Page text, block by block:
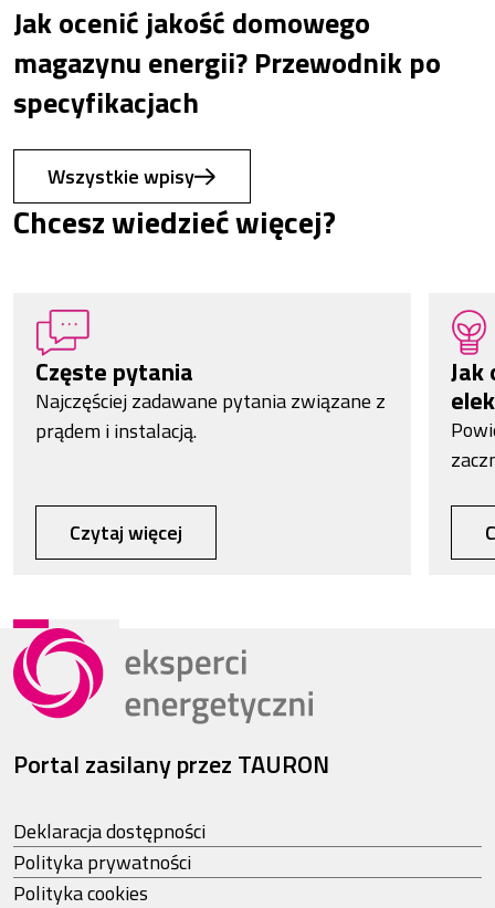
Jak ocenić jakość domowego
magazynu energii? Przewodnik po
specyfikacjach
Wszystkie wpisy
Chcesz wiedzieć więcej?
Częste pytania
Najczęściej zadawane pytania związane z
prądem i instalacją.
Czytaj więcej
Jak
Portal zasilany przez TAURON
Deklaracja dostępności
Polityka prywatności
Polityka cookies